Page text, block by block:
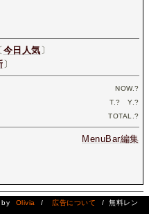
今日人気〕
〕
NOW.?
T.? Y.?
TOTAL.?
MenuBar編集
Olivia / 広告について
/ 無料レン